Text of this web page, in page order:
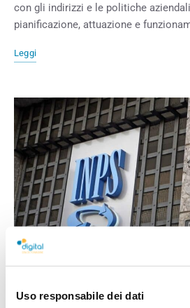
Uso responsabile dei dati
con gli indirizzi e le politiche
pianificazione, attuazione e
Leggi